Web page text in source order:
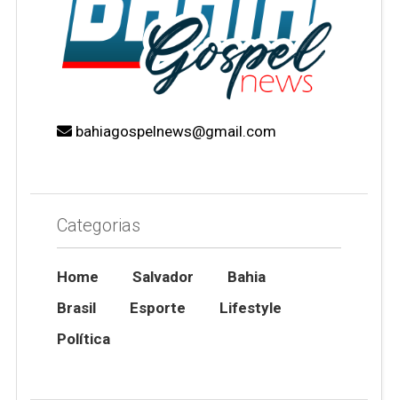
bahiagospelnews@gmail.com
Categorias
Home Salvador
Bahia
Brasil
Esporte
Lifestyle
Política